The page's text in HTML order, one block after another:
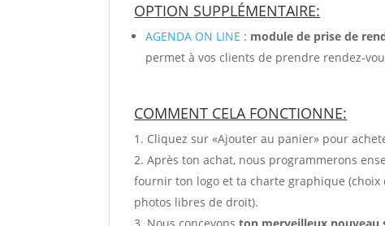
OPTION SUPPLÉMENTAIRE:
AGENDA ON LINE : module de prise de
permet à vos clients de prendre rendez-
COMMENT CELA FONCTIONNE:
Cliquez sur «Ajouter au panier» pour
Après ton achat, nous programmerons
fournir ton logo et ta charte graphique (choix
photos libres de droit).